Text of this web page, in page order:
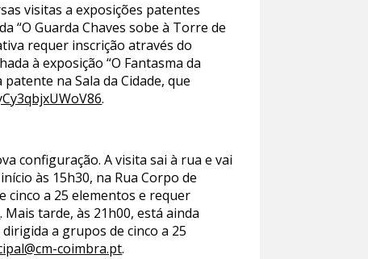
visitas a exposições patentes
“O Guarda Chaves sobe à Torre de
requer inscrição através do
à exposição “O Fantasma da
na Sala da Cidade, que
.
configuração. A visita sai à rua e vai
às 15h30, na Rua Corpo de
cinco a 25 elementos e requer
. Mais tarde, às 21h00, está ainda
a grupos de cinco a 25
coimbra.pt.